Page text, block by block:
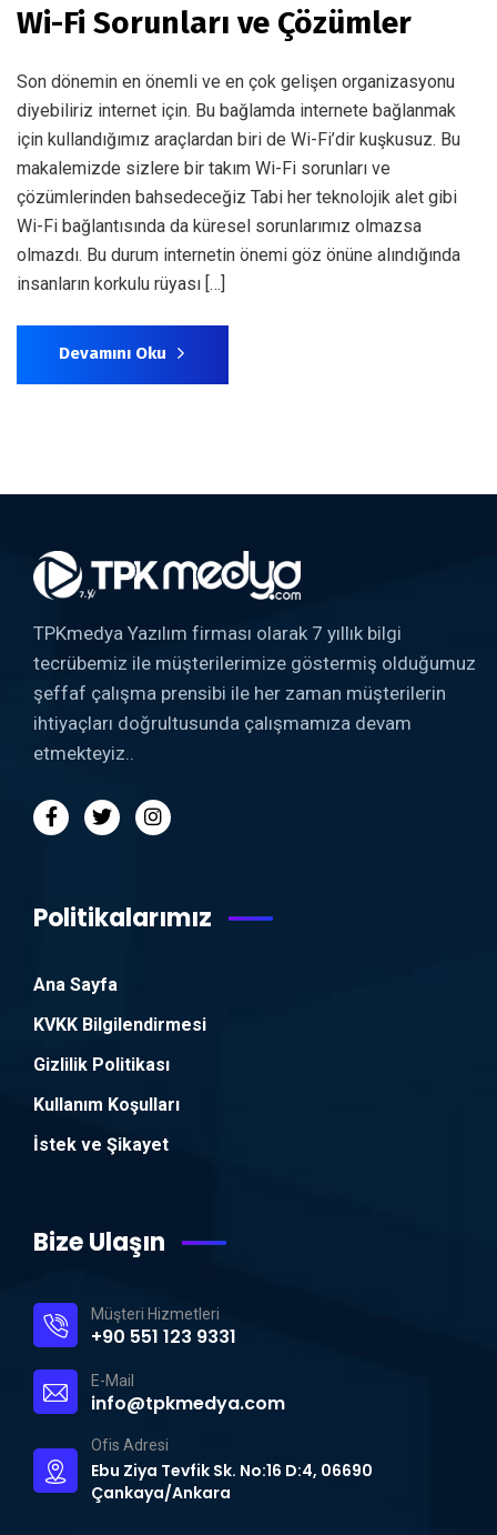
Wi-Fi Sorunları ve Çözümler
Son dönemin en önemli ve en çok gelişen organizasyonu
diyebiliriz internet için. Bu bağlamda internete bağlanmak
için kullandığımız araçlardan biri de Wi-Fi’dir kuşkusuz. Bu
makalemizde sizlere bir takım Wi-Fi sorunları ve
çözümlerinden bahsedeceğiz Tabi her teknolojik alet gibi
Wi-Fi bağlantısında da küresel sorunlarımız olmazsa
olmazdı. Bu durum internetin önemi göz önüne alındığında
insanların korkulu rüyası […]
Devamını Oku
TPKmedya Yazılım firması olarak 7 yıllık bilgi
tecrübemiz ile müşterilerimize göstermiş olduğumuz
şeffaf çalışma prensibi ile her zaman müşterilerin
ihtiyaçları doğrultusunda çalışmamıza devam
etmekteyiz..
Politikalarımız
Ana Sayfa
KVKK Bilgilendirmesi
Gizlilik Politikası
Kullanım Koşulları
İstek ve Şikayet
Bize Ulaşın
Müşteri Hizmetleri
+90 551 123 9331
E-Mail
info@tpkmedya.com
Ofis Adresi
Ebu Ziya Tevfik Sk. No:16 D:4, 06690
Çankaya/Ankara